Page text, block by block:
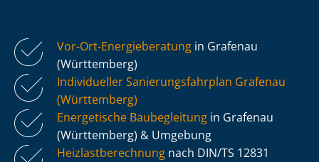
Vor-Ort-Energieberatung in Grafenau
(Württemberg)
Individueller Sa­nie­rungs­fahr­plan Grafenau
(Württemberg)
Energetische Baubegleitung in Grafenau
(Württemberg) & Umgebung
Heiz­last­be­rech­nung nach DIN/TS 12831